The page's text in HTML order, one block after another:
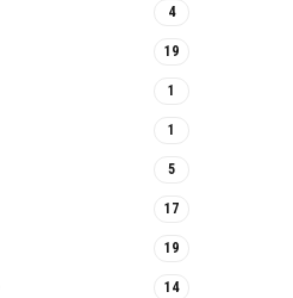
4
19
1
1
5
17
19
14